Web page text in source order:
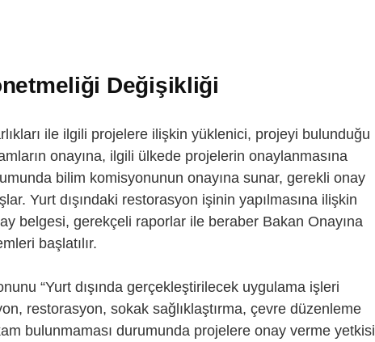
Değişikliği
ile ilgili projelere ilişkin yüklenici, projeyi bulunduğu
onayına, ilgili ülkede projelerin onaylanmasına
bilim komisyonunun onayına sunar, gerekli onay
Yurt dışındaki restorasyon işinin yapılmasına ilişkin
belgesi, gerekçeli raporlar ile beraber Bakan Onayına
başlatılır.
“Yurt dışında gerçekleştirilecek uygulama işleri
restorasyon, sokak sağlıklaştırma, çevre düzenleme
bulunmaması durumunda projelere onay verme yetkisi